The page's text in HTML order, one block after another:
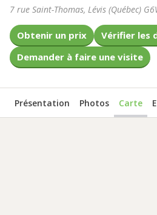
7 rue Saint-Thomas, Lévis (Québec)
Obtenir un prix
Vérifier les
Demander à faire une visite
Présentation Photos Carte